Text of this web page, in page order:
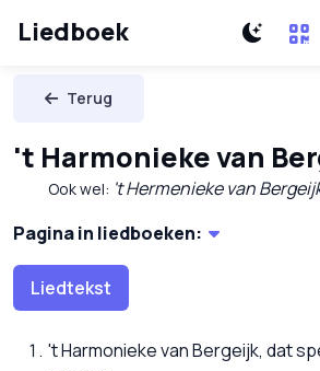
Liedboek
Terug
't Harmonieke van
Ook wel: 't Hermenieke van
Pagina in liedboeken:
Liedtekst
't Harmonieke van Bergeijk, dat